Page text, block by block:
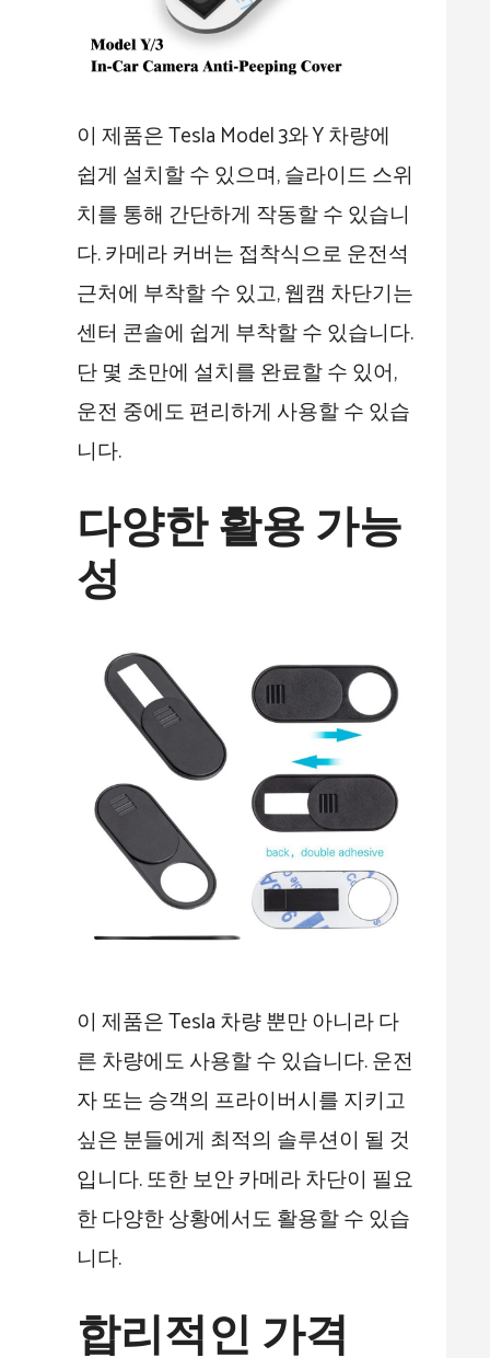
이 제품은 Tesla Model 3와 Y 차량에
쉽게 설치할 수 있으며, 슬라이드 스위
치를 통해 간단하게 작동할 수 있습니
다. 카메라 커버는 접착식으로 운전석
근처에 부착할 수 있고, 웹캠 차단기는
센터 콘솔에 쉽게 부착할 수 있습니다.
단 몇 초만에 설치를 완료할 수 있어,
운전 중에도 편리하게 사용할 수 있습
니다.
다양한 활용 가능
성
이 제품은 Tesla 차량 뿐만 아니라 다
른 차량에도 사용할 수 있습니다. 운전
자 또는 승객의 프라이버시를 지키고
싶은 분들에게 최적의 솔루션이 될 것
입니다. 또한 보안 카메라 차단이 필요
한 다양한 상황에서도 활용할 수 있습
니다.
합리적인 가격